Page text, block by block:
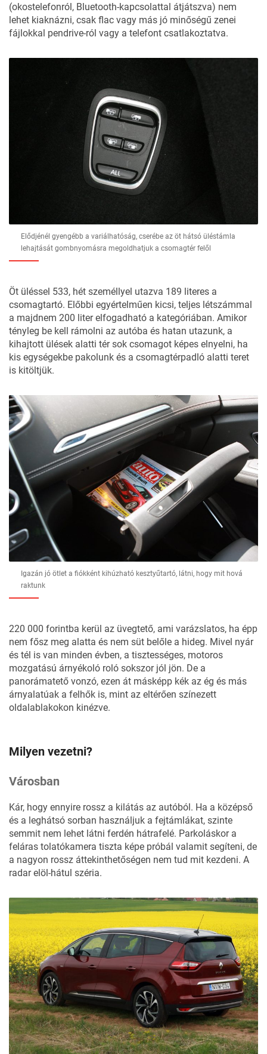
(okostelefonról, Bluetooth-kapcsolattal átjátszva) nem
lehet kiaknázni, csak flac vagy más jó minőségű zenei
fájlokkal pendrive-ról vagy a telefont csatlakoztatva.
Elődjénél gyengébb a variálhatóság, cserébe az öt hátsó üléstámla
lehajtását gombnyomásra megoldhatjuk a csomagtér felől
Öt üléssel 533, hét személlyel utazva 189 literes a
csomagtartó. Előbbi egyértelműen kicsi, teljes létszámmal
a majdnem 200 liter elfogadható a kategóriában. Amikor
tényleg be kell rámolni az autóba és hatan utazunk, a
kihajtott ülések alatti tér sok csomagot képes elnyelni, ha
kis egységekbe pakolunk és a csomagtérpadló alatti teret
is kitöltjük.
Igazán jó ötlet a fiókként kihúzható kesztyűtartó, látni, hogy mit hová
raktunk
220 000 forintba kerül az üvegtető, ami varázslatos, ha épp
nem fősz meg alatta és nem süt belőle a hideg. Mivel nyár
és tél is van minden évben, a tisztességes, motoros
mozgatású árnyékoló roló sokszor jól jön. De a
panorámatető vonzó, ezen át másképp kék az ég és más
árnyalatúak a felhők is, mint az eltérően színezett
oldalablakokon kinézve.
Milyen vezetni?
Városban
Kár, hogy ennyire rossz a kilátás az autóból. Ha a középső
és a leghátsó sorban használjuk a fejtámlákat, szinte
semmit nem lehet látni ferdén hátrafelé. Parkoláskor a
feláras tolatókamera tiszta képe próbál valamit segíteni, de
a nagyon rossz áttekinthetőségen nem tud mit kezdeni. A
radar elöl-hátul széria.